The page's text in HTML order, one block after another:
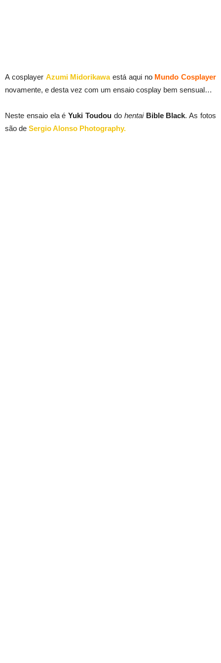
A cosplayer Azumi Midorikawaestá aqui no Mundo Cosplayer
novamente, e desta vez com um ensaio cosplay bem sensual…
Neste ensaio ela éYuki Toudou do hentai Bible Black. As fotos
são de Sergio Alonso Photography.